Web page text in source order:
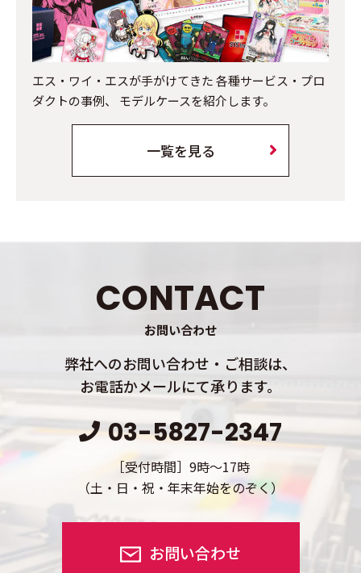
エス・ワイ・エスが手がけてきた各種サービス・プロ
ダクトの事例、
モデルケースを紹介します。
一覧を見る
CONTACT
お問い合わせ
弊社へのお問い合わせ・ご相談は、
お電話かメールにて承ります。
03-5827-2347
［受付時間］9時～17時
（土・日・祝・年末年始をのぞく）
お問い合わせ